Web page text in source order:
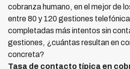
cobranza humano, en el mejor de
entre 80 y 120 gestiones
completadas más intentos sin
gestiones, ¿cuántas resultan en
concreta?
Tasa de contacto típica en